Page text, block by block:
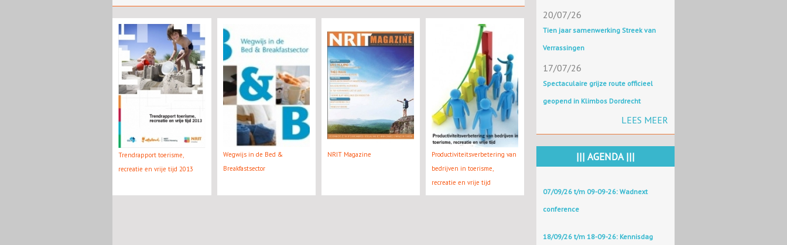
Trendrapport toerisme,
recreatie en vrije tijd 2013
Wegwijs in de Bed &
Breakfastsector
NRIT Magazine
Productiviteitsverbetering van
bedrijven in toerisme,
recreatie en vrije tijd
20/07/26
Tien jaar samenwerking Streek van
Verrassingen
17/07/26
Spectaculaire grijze route officieel
geopend in Klimbos Dordrecht
LEES MEER
||| AGENDA |||
07/09/26 t/m 09-09-26: Wadnext
conference
18/09/26 t/m 18-09-26: Kennisdag